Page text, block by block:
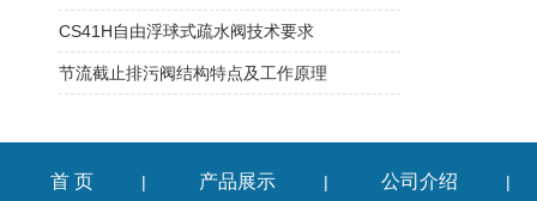
CS41H自由浮球式疏水阀技术要求
节流截止排污阀结构特点及工作原理
首 页 | 产品展示 | 公司介绍 |